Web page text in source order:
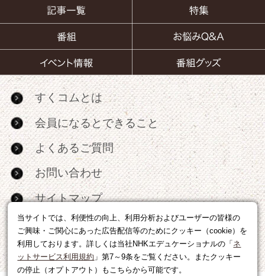
当サイトでは、利便性の向上、利用分析およびユーザーの皆様の
ご興味・ご関心にあった広告配信等のためにクッキー（cookie）を
利用しております。詳しくは当社NHKエデュケーショナルの「 ネ
ットサービス利用規約 」第7～9条をご覧ください。またクッキー
の停止（オプトアウト）もこちらから可能です。
すくコムとは
会員になるとできること
よくあるご質問
お問い合わせ
サイトマップ
RSS
広告出稿・パートナーシップについて